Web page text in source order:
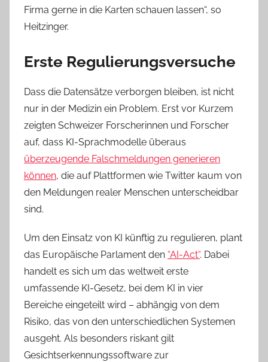
Firma gerne in die Karten schauen lassen“, so
Heitzinger.
Erste Regulierungsversuche
Dass die Datensätze verborgen bleiben, ist nicht
nur in der Medizin ein Problem. Erst vor Kurzem
zeigten Schweizer Forscherinnen und Forscher
auf, dass KI-Sprachmodelle überaus
überzeugende Falschmeldungen generieren
können, die auf Plattformen wie Twitter kaum von
den Meldungen realer Menschen unterscheidbar
sind.
Um den Einsatz von KI künftig zu regulieren, plant
das Europäische Parlament den “AI-Act“. Dabei
handelt es sich um das weltweit erste
umfassende KI-Gesetz, bei dem KI in vier
Bereiche eingeteilt wird – abhängig von dem
Risiko, das von den unterschiedlichen Systemen
ausgeht. Als besonders riskant gilt
Gesichtserkennungssoftware zur